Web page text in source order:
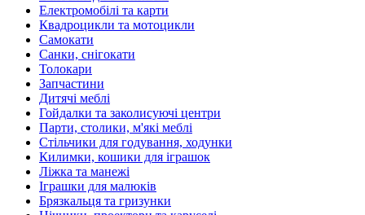
Електромобілі та карти
Квадроцикли та мотоцикли
Самокати
Санки, снігокати
Толокари
Запчастини
Дитячі меблі
Гойдалки та заколисуючі центри
Парти, столики, м'які меблі
Стільчики для годування, ходунки
Килимки, кошики для іграшок
Ліжка та манежі
Іграшки для малюків
Брязкальця та гризунки